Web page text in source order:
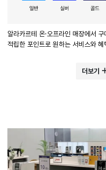
알라카르테 온·오프라인 매장에서
적립한 포인트로 원하는 서비스와
더보기